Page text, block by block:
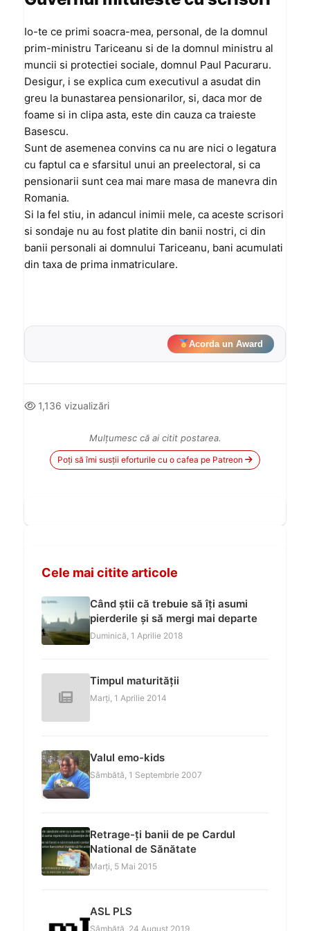
Io-te ce primi soacra-mea, personal, de la domnul
prim-ministru Tariceanu si de la domnul ministru al
muncii si protectiei sociale, domnul Paul Pacuraru.
Desigur, i se explica cum executivul a asudat din
greu la bunastarea pensionarilor, si, daca mor de
foame si in clipa asta, este din cauza ca traieste
Basescu.
Sunt de asemenea convins ca nu are nici o legatura
cu faptul ca e sfarsitul unui an preelectoral, si ca
pensionarii sunt cea mai mare masa de manevra din
Romania.
Si la fel stiu, in adancul inimii mele, ca aceste scrisori
si sondaje nu au fost platite din banii nostri, ci din
banii personali ai domnului Tariceanu, bani acumulati
din taxa de prima inmatriculare.
Acorda un Award
1,136 vizualizări
Mulțumesc că ai citit postarea.
Poți să îmi susții eforturile cu o cafea pe Patreon
Cele mai citite articole
Când știi că trebuie să îți asumi
pierderile și să mergi mai departe
Duminică, 1 Aprilie 2018
Timpul maturității
Marți, 1 Aprilie 2014
Valul emo-kids
Sâmbătă, 1 Septembrie 2007
Retrage-ți banii de pe Cardul
National de Sănătate
Marți, 5 Mai 2015
ASL PLS
Sâmbătă, 24 August 2019